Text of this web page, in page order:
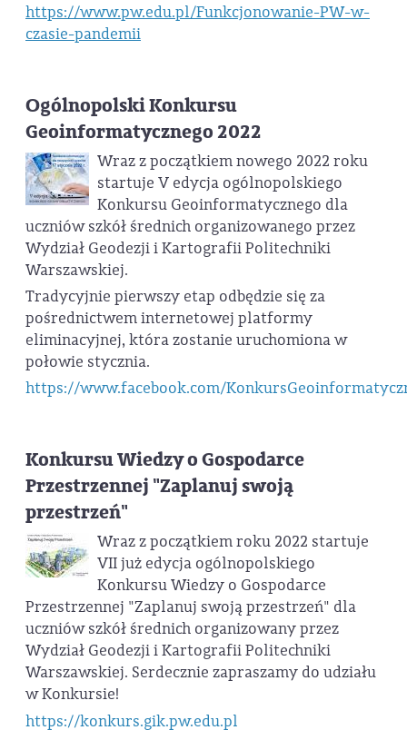
https://www.pw.edu.pl/Funkcjonowanie-PW-w-
czasie-pandemii
Ogólnopolski Konkursu
Geoinformatycznego 2022
Wraz z początkiem nowego 2022 roku
startuje V edycja ogólnopolskiego
Konkursu Geoinformatycznego dla
uczniów szkół średnich organizowanego przez
Wydział Geodezji i Kartografii Politechniki
Warszawskiej.
Tradycyjnie pierwszy etap odbędzie się za
pośrednictwem internetowej platformy
eliminacyjnej, która zostanie uruchomiona w
połowie stycznia.
https://www.facebook.com/
Konkursu Wiedzy o Gospodarce
Przestrzennej "Zaplanuj swoją
przestrzeń"
Wraz z początkiem roku 2022 startuje
VII już edycja ogólnopolskiego
Konkursu Wiedzy o Gospodarce
Przestrzennej "Zaplanuj swoją przestrzeń" dla
uczniów szkół średnich organizowany przez
Wydział Geodezji i Kartografii Politechniki
Warszawskiej. Serdecznie zapraszamy do udziału
w Konkursie!
https://konkurs.gik.pw.edu.pl